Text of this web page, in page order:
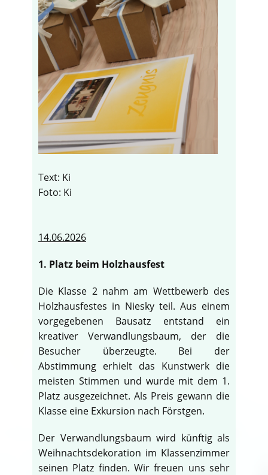
Text: Ki
Foto: Ki
14.06.2026
1. Platz beim Holzhausfest
Die Klasse 2 nahm am Wettbewerb des
Holzhausfestes in Niesky teil. Aus einem
vorgegebenen Bausatz entstand ein
kreativer Verwandlungsbaum, der die
Besucher überzeugte. Bei der
Abstimmung erhielt das Kunstwerk die
meisten Stimmen und wurde mit dem 1.
Platz ausgezeichnet. Als Preis gewann die
Klasse eine Exkursion nach Förstgen.
Der Verwandlungsbaum wird künftig als
Weihnachtsdekoration im Klassenzimmer
seinen Platz finden. Wir freuen uns sehr